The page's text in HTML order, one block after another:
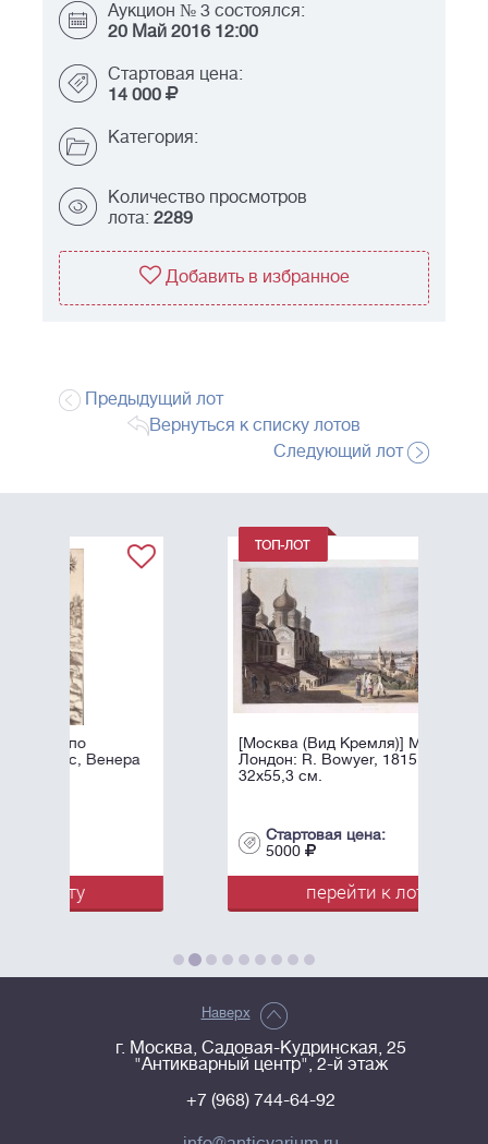
Аукцион № 3 состоялся:
20 Май 2016 12:00
Стартовая цена:
14 000
Категория:
Количество просмотров
лота: 2289
Добавить в избранное
Предыдущий лот
Вернуться к списку лотов
Следующий лот
[Москва (Вид Кремля)] Moscow/
Лондон: R. Bowyer, 1815. - 1 л.
Стартовая цена:
перейти к лоту
Наверх
г. Москва, Садовая-Кудринская, 25
"Антикварный центр", 2-й этаж
+7 (968) 744-64-92